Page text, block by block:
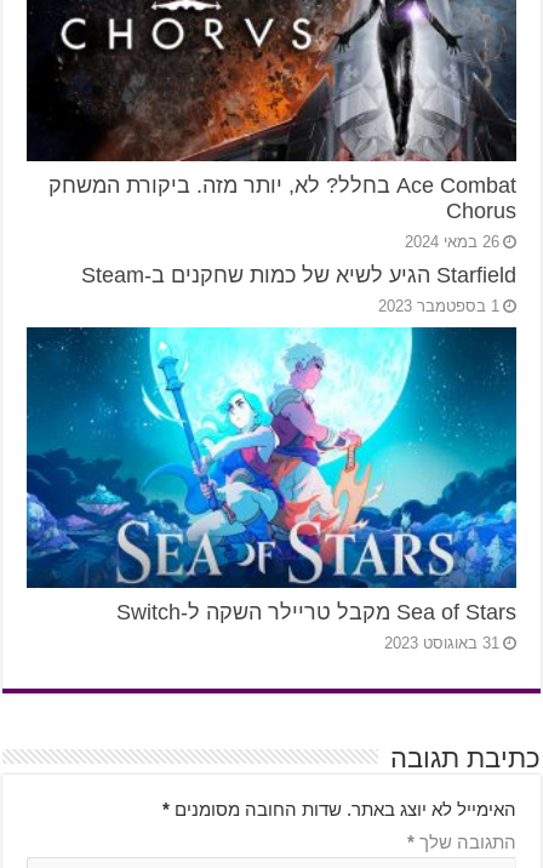
Ace Combat בחלל? לא, יותר מזה. ביקורת המשחק
Chorus
26 במאי 2024
Starfield הגיע לשיא של כמות שחקנים ב-Steam
1 בספטמבר 2023
Sea of Stars מקבל טריילר השקה ל-Switch
31 באוגוסט 2023
כתיבת תגובה
האימייל לא יוצג באתר. שדות החובה מסומנים *
התגובה שלך *